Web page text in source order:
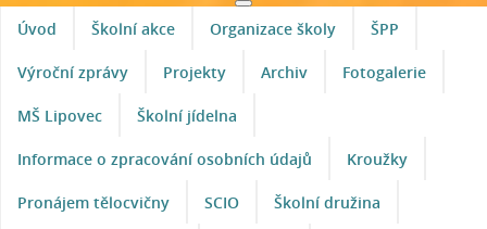
Úvod Školní akce Organizace školy ŠPP
Výroční zprávy Projekty Archiv Fotogalerie
MŠ Lipovec Školní jídelna
Informace o zpracování osobních údajů Kroužky
Pronájem tělocvičny SCIO Školní družina